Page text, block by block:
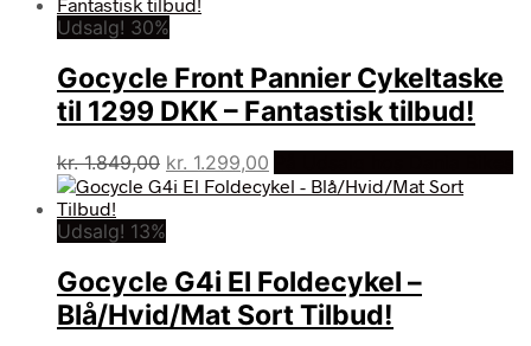
Udsalg! 30%
Gocycle Front Pannier Cykeltaske
til 1299 DKK – Fantastisk tilbud!
kr.1.849,00 Den
oprindelige
kr. 1.299,00
aktuelle
Udsalg! 13%
Gocycle G4i El Foldecykel –
Blå/Hvid/Mat Sort Tilbud!